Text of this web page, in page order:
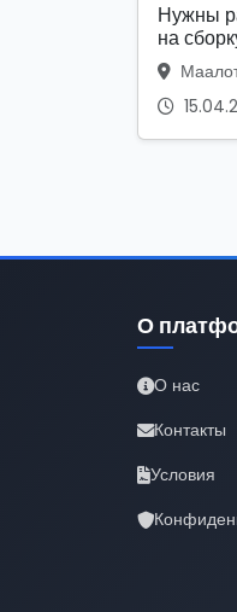
Нужны
на
О
О нас
Контакты
Условия